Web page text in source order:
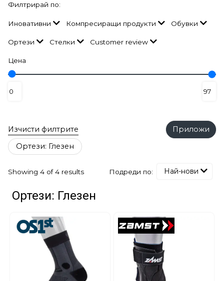
Филтрирай по:
Иновативни Компресиращи продукти Обувки
Ортези Стелки Customer review
Цена
Изчисти филтрите
Приложи
Ортези: Глезен
Showing 4 of 4 results Подреди по: Най-нови
Ортези: Глезен